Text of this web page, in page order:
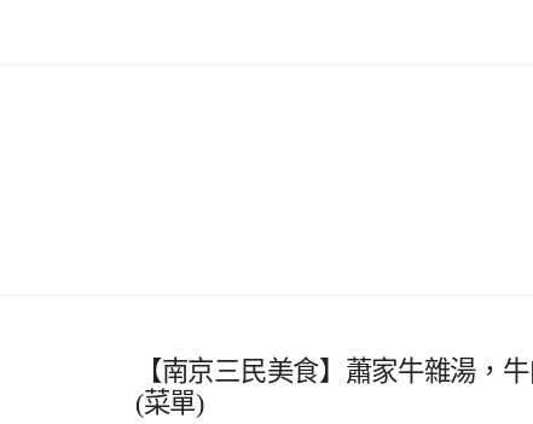
【南京三民美食】蕭家牛雜湯，
(菜單)